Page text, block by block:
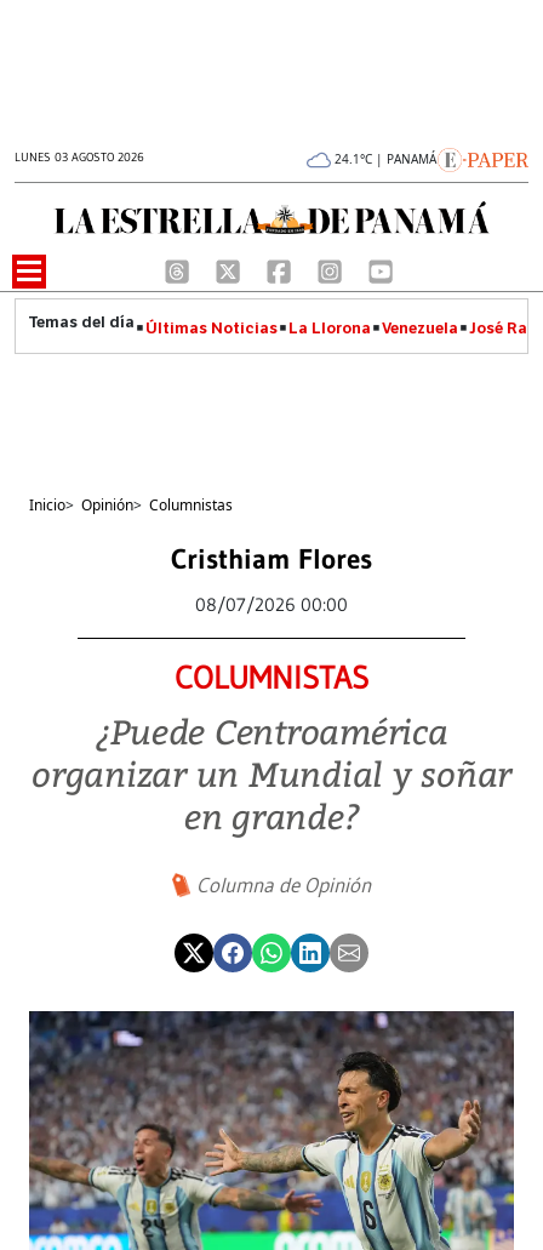
LUNES 03 AGOSTO 2026 24.1°C | PANAMÁ
Últimas Noticias La Llorona Venezuela José
Inicio> Opinión> Columnistas
Cristhiam Flores
08/07/2026 00:00
COLUMNISTAS
¿Puede Centroamérica
organizar un Mundial y soñar
en grande?
Columna de Opinión